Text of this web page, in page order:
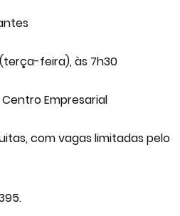
feira), às 7h30
Empresarial
com vagas limitadas pelo